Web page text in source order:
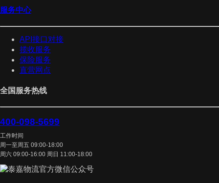
服务中心
API接口对接
揽收服务
保险服务
直营网点
全国服务热线
400-098-5699
工作时间
周一至周五 09:00-18:00
周六 09:00-16:00 周日 11:00-18:00